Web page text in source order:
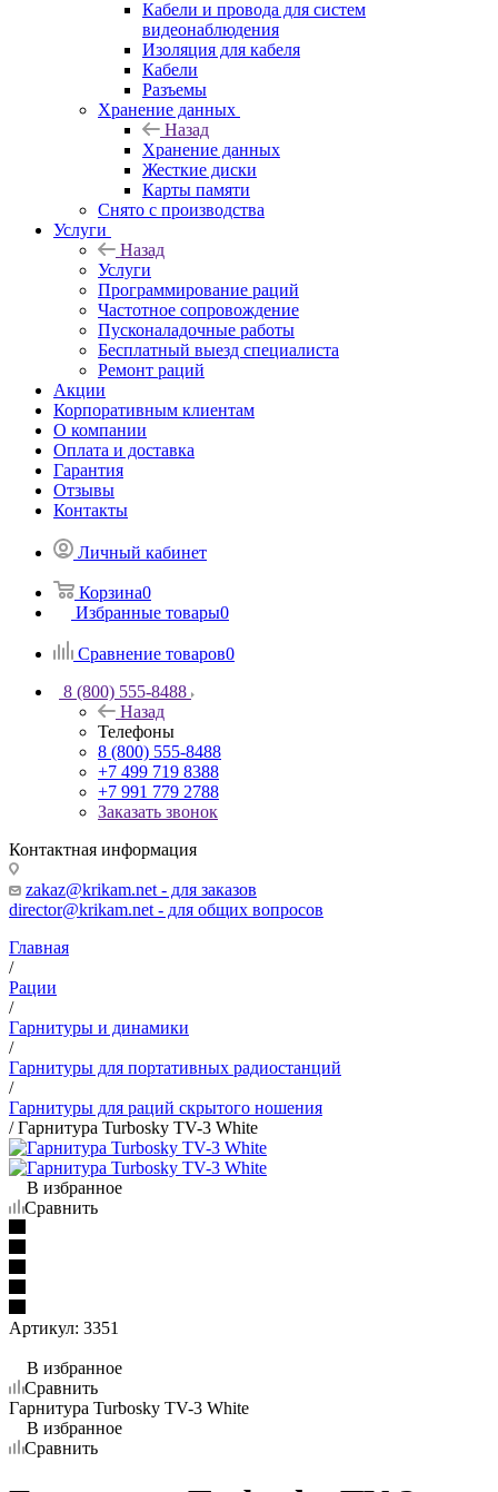
Кабели и провода для систем
видеонаблюдения
Изоляция для кабеля
Кабели
Разъемы
Хранение данных
Назад
Хранение данных
Жесткие диски
Карты памяти
Снято с производства
Услуги
Назад
Услуги
Программирование раций
Частотное сопровождение
Пусконаладочные работы
Бесплатный выезд специалиста
Ремонт раций
Акции
Корпоративным клиентам
О компании
Оплата и доставка
Гарантия
Отзывы
Контакты
Личный кабинет
Корзина0
Избранные товары0
Сравнение товаров0
8 (800) 555-8488
Назад
Телефоны
8 (800) 555-8488
+7 499 719 8388
+7 991 779 2788
Заказать звонок
Контактная информация
zakaz@krikam.net - для заказов
director@krikam.net - для общих вопросов
Главная
/
Рации
/
Гарнитуры и динамики
/
Гарнитуры для портативных радиостанций
/
Гарнитуры для раций скрытого ношения
/Гарнитура Turbosky TV-3 White
В избранное
Сравнить
Артикул: 3351
В избранное
Сравнить
Гарнитура Turbosky TV-3 White
В избранное
Сравнить